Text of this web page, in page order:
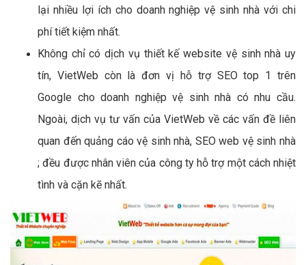
lại nhiều lợi ích cho doanh nghiệp vệ sinh nhà với chi
phí tiết kiệm nhất.
Không chỉ có dịch vụ thiết kế website vệ sinh nhà uy
tín, VietWeb còn là đơn vị hỗ trợ SEO top 1 trên
Google cho doanh nghiệp vệ sinh nhà có nhu cầu.
Ngoài, dịch vụ tư vấn của VietWeb về các vấn đề liên
quan đến quảng cáo vệ sinh nhà, SEO web vệ sinh nhà
; đều được nhân viên của công ty hỗ trợ một cách nhiệt
tình và cặn kẽ nhất.